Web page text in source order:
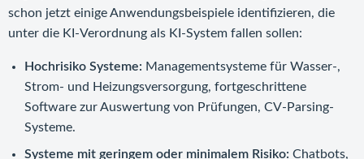
schon jetzt einige Anwendungsbeispiele identifizieren, die
unter die KI-Verordnung als KI-System fallen sollen:
Hochrisiko Systeme: Managementsysteme für Wasser-,
Strom- und Heizungsversorgung, fortgeschrittene
Software zur Auswertung von Prüfungen, CV-Parsing-
Systeme.
Systeme mit geringem oder minimalem Risiko: Chatbots,